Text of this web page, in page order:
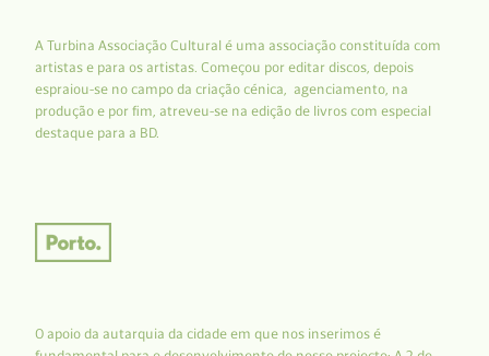
A Turbina Associação Cultural é uma associação constituída com
artistas e para os artistas. Começou por editar discos, depois
espraiou-se no campo da criação cénica, agenciamento, na
produção e por fim, atreveu-se na edição de livros com especial
destaque para a BD.
O apoio da autarquia da cidade em que nos inserimos é